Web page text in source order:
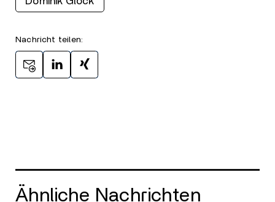
Nachricht teilen:
Ähnliche Nachrichten